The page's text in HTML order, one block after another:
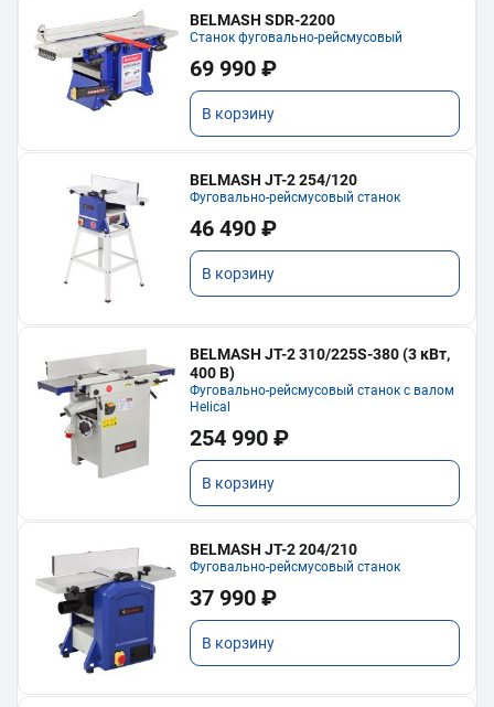
BELMASH SDR-2200
Станок фуговально-рейсмусовый
69 990 ₽
В корзину
BELMASH JT-2 254/120
Фуговально-рейсмусовый станок
46 490 ₽
В корзину
BELMASH JT-2 310/225S-380 (3 кВт,
400 В)
Фуговально-рейсмусовый станок с валом
Helical
254 990 ₽
В корзину
BELMASH JT-2 204/210
Фуговально-рейсмусовый станок
37 990 ₽
В корзину